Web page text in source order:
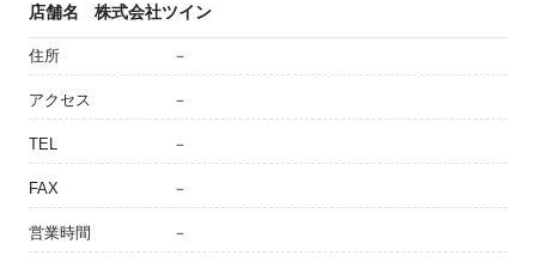
店舗名 株式会社ツイン
住所 －
アクセス －
TEL －
FAX －
営業時間 －